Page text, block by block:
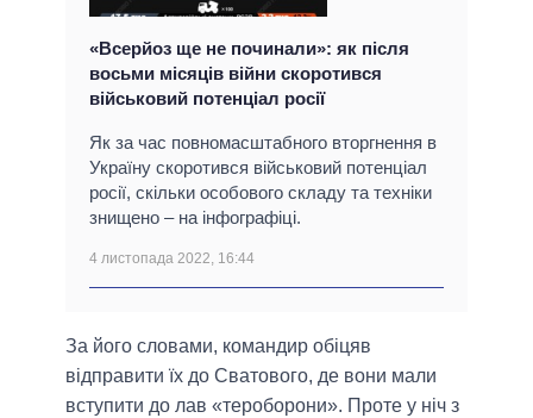
«Всерйоз ще не починали»: як після
восьми місяців війни скоротився
військовий потенціал росії
Як за час повномасштабного вторгнення в
Україну скоротився військовий потенціал
росії, скільки особового складу та техніки
знищено – на інфографіці.
4 листопада 2022, 16:44
За його словами, командир обіцяв
відправити їх до Сватового, де вони мали
вступити до лав «тероборони». Проте у ніч з